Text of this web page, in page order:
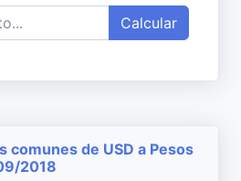
Calcular
comunes de USD a Pesos
2018